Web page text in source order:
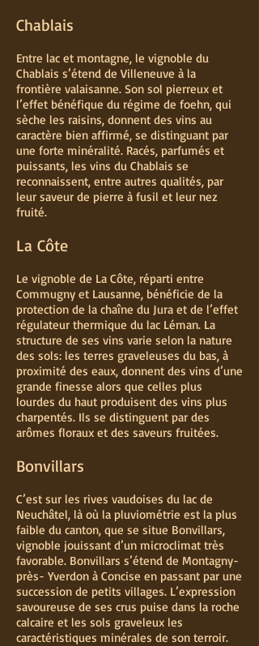
Chablais
Entre lac et montagne, le vignoble du
Chablais s’étend de Villeneuve à la
frontière valaisanne. Son sol pierreux et
l’effet bénéfique du régime de foehn, qui
sèche les raisins, donnent des vins au
caractère bien affirmé, se distinguant par
une forte minéralité. Racés, parfumés et
puissants, les vins du Chablais se
reconnaissent, entre autres qualités, par
leur saveur de pierre à fusil et leur nez
fruité.
La Côte
Le vignoble de La Côte, réparti entre
Commugny et Lausanne, bénéficie de la
protection de la chaîne du Jura et de l’effet
régulateur thermique du lac Léman. La
structure de ses vins varie selon la nature
des sols : les terres graveleuses du bas, à
proximité des eaux, donnent des vins d’une
grande finesse alors que celles plus
lourdes du haut produisent des vins plus
charpentés. Ils se distinguent par des
arômes floraux et des saveurs fruitées.
Bonvillars
C’est sur les rives vaudoises du lac de
Neuchâtel, là où la pluviométrie est la plus
faible du canton, que se situe Bonvillars,
vignoble jouissant d’un microclimat très
favorable. Bonvillars s’étend de Montagny-
près- Yverdon à Concise en passant par une
succession de petits villages. L’expression
savoureuse de ses crus puise dans la roche
calcaire et les sols graveleux les
caractéristiques minérales de son terroir.